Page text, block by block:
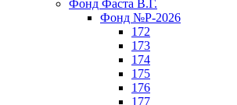
Фонд Фаста В.Г.
Фонд №Р-2026
172
173
174
175
176
177